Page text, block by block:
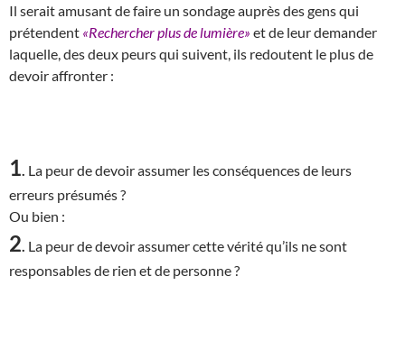
Il serait amusant de faire un sondage auprès des gens qui
prétendent «Rechercher plus de lumière» et de leur demander
laquelle, des deux peurs qui suivent, ils redoutent le plus de
devoir affronter :
1 La peur de devoir assumer les conséquences de leurs
erreurs présumés ?
Ou bien :
2 La peur de devoir assumer cette vérité qu’ils ne sont
responsables de rien et de personne ?